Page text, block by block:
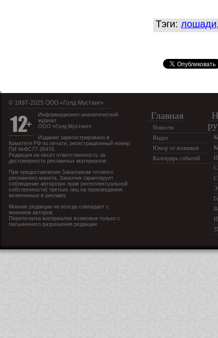
Тэги: лошади
© 1997-2025 OOO «Голд Мустанг»
Информационно-аналитический
журнал
ООО «Голд Мустанг»
Издание зарегистрировано в
Комитете РФ по печати, регистрационный номер
ПИ №ФС77-26476.
Редакция не несет ответственность за
достоверность рекламных материалов.
При предоставлении Заказчиком готового
рекламного макета, Заказчик гарантирует
соблюдение авторских прав (интеллектуальной
собственности) третьих лиц на произведения,
включенные в рекламу.
Мнение редакции не всегда совпадает с
мнением авторов.
Перепечатка материалов возможна только с
письменного разрешения редакции.
Главная
Новости
Видео
Юмор от конников
Календарь событий